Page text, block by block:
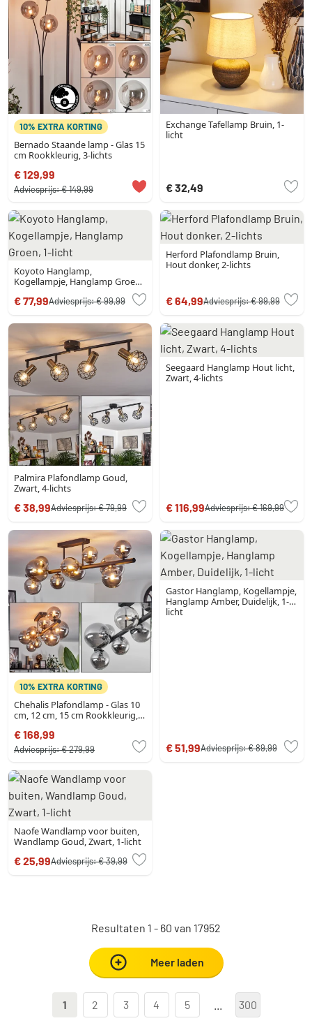
10% EXTRA KORTING
Bernado Staande lamp - Glas 15
cm Rookkleurig, 3-lichts
€ 129,99
Adviesprijs:€ 149,99
Exchange Tafellamp Bruin, 1-
licht
€ 32,49
Koyoto Hanglamp,
Kogellampje, Hanglamp Groen,
€ 77,99Adviesprijs:€ 99,99
Herford Plafondlamp Bruin,
Hout donker, 2-lichts
€ 64,99Adviesprijs:€ 99,99
Palmira Plafondlamp Goud,
Zwart, 4-lichts
€ 38,99Adviesprijs:€ 79,99
Seegaard Hanglamp Hout licht,
Zwart, 4-lichts
€ 116,99Adviesprijs:€ 169,99
10% EXTRA KORTING
Chehalis Plafondlamp - Glas 10
cm, 12 cm, 15 cm Rookkleurig,
€ 168,99
Adviesprijs:€ 279,99
Gastor Hanglamp, Kogellampje,
Hanglamp Amber, Duidelijk, 1-
licht
€ 51,99Adviesprijs:€ 89,99
Naofe Wandlamp voor buiten,
Wandlamp Goud, Zwart, 1-licht
€ 25,99Adviesprijs:€ 39,99
Resultaten 1 - 60 van 17952
Meer laden
1 2 3 4 5 300